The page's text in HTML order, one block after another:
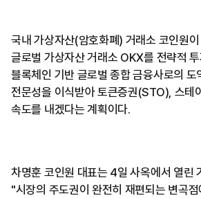
국내 가상자산(암호화폐) 거래소 코인원
글로벌 가상자산 거래소 OKX를 전략적
블록체인 기반 글로벌 종합 금융사로의 도
전문성을 이식받아 토큰증권(STO), 스테
속도를 내겠다는 계획이다.
차명훈 코인원 대표는 4일 사옥에서 열린
"시장의 주도권이 완전히 재편되는 변곡